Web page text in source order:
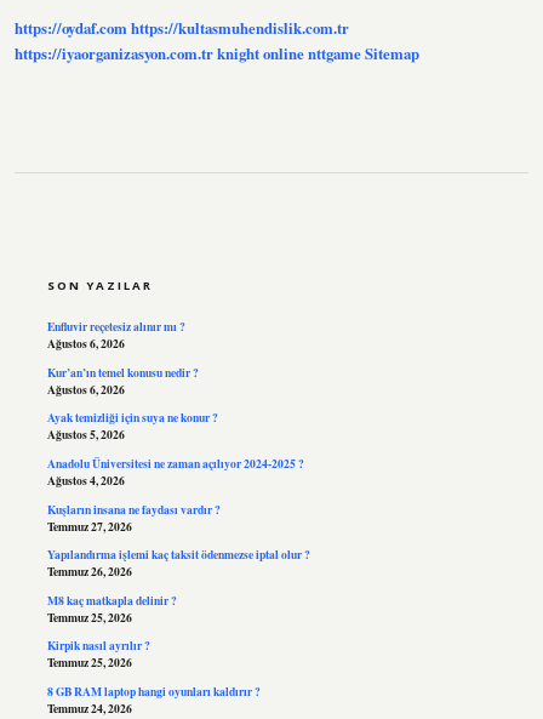
https://oydaf.comhttps://kultasmuhendislik.com.tr
https://iyaorganizasyon.com.trknight onlinenttgameSitemap
SON YAZILAR
Enfluvir reçetesiz alınır mı ?
Ağustos 6, 2026
Kur’an’ın temel konusu nedir ?
Ağustos 6, 2026
Ayak temizliği için suya ne konur ?
Ağustos 5, 2026
Anadolu Üniversitesi ne zaman açılıyor 2024-2025 ?
Ağustos 4, 2026
Kuşların insana ne faydası vardır ?
Temmuz 27, 2026
Yapılandırma işlemi kaç taksit ödenmezse iptal olur ?
Temmuz 26, 2026
M8 kaç matkapla delinir ?
Temmuz 25, 2026
Kirpik nasıl ayrılır ?
Temmuz 25, 2026
8 GB RAM laptop hangi oyunları kaldırır ?
Temmuz 24, 2026